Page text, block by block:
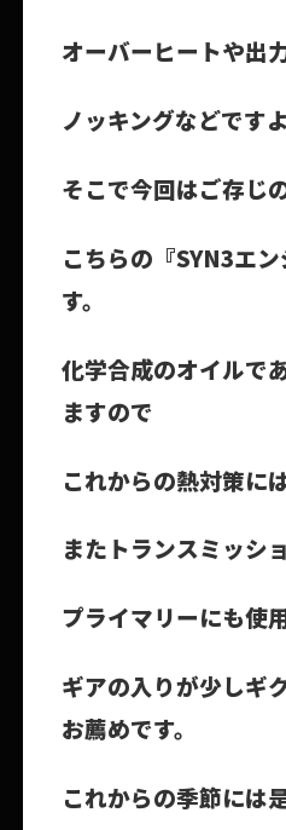
オーバーヒートや出
ノッキングなどですよ
そこで今回はご存じ
こちらの『SYN3エ
す。
化学合成のオイルで
ますので
これからの熱対策に
またトランスミッシ
プライマリーにも使
ギアの入りが少しギ
お薦めです。
これからの季節には